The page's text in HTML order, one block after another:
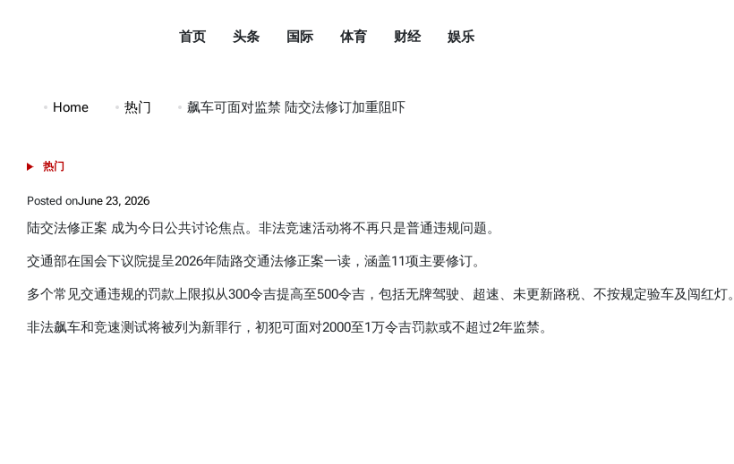
市
条
DuShiTouTiao
首页 头条 国际 体育 财经 娱乐
Home 热门 飙车可面对监禁 陆交法修订加重阻吓
POSTED
热门
Posted onJune 23, 2026
陆交法修正案 成为今日公共讨论焦点。非法竞速活动将不再只是普通违规问题。
交通部在国会下议院提呈2026年陆路交通法修正案一读，涵盖11项主要修订。
多个常见交通违规的罚款上限拟从300令吉提高至500令吉，包括无牌驾驶、超速、未更新路税、不按规定验车及闯红灯。
非法飙车和竞速测试将被列为新罪行，初犯可面对2000至1万令吉罚款或不超过2年监禁。